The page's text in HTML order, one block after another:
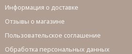
Информация о доставке
Отзывы о магазине
Пользовательское соглашение
Обработка персональных данных